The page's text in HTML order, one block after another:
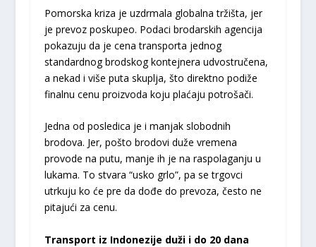
Pomorska kriza je uzdrmala globalna tržišta, jer
je prevoz poskupeo. Podaci brodarskih agencija
pokazuju da je cena transporta jednog
standardnog brodskog kontejnera udvostručena,
a nekad i više puta skuplja, što direktno podiže
finalnu cenu proizvoda koju plaćaju potrošači.
Jedna od posledica je i manjak slobodnih
brodova. Jer, pošto brodovi duže vremena
provode na putu, manje ih je na raspolaganju u
lukama. To stvara “usko grlo”, pa se trgovci
utrkuju ko će pre da dođe do prevoza, često ne
pitajući za cenu.
Transport iz Indonezije duži i do 20 dana